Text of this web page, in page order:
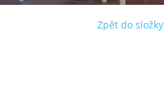
Zpět do složky